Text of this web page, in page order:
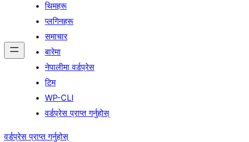
थिमहरू
प्लगिनहरू
समाचार
बारेमा
नेपालीमा वर्डप्रेस
टिम
WP-CLI
वर्डप्रेस प्राप्त गर्नुहोस्
वर्डप्रेस प्राप्त गर्नुहोस्